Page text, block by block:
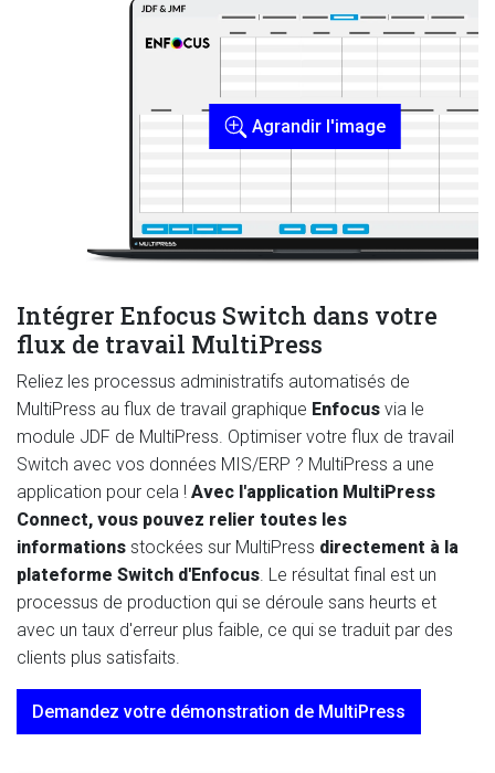
Intégrer Enfocus Switch dans votre
flux de travail MultiPress
Reliez les processus administratifs automatisés de
MultiPress au flux de travail graphique Enfocus via le
module JDF de MultiPress. Optimiser votre flux de travail
Switch avec vos données MIS/ERP ? MultiPress a une
application pour cela ! Avec l'application MultiPress
Connect, vous pouvez relier toutes les
informations stockées sur MultiPress directement à la
plateforme Switch d'Enfocus. Le résultat final est un
processus de production qui se déroule sans heurts et
avec un taux d'erreur plus faible, ce qui se traduit par des
clients plus satisfaits.
Demandez votre démonstration de MultiPress
Agrandir l'image